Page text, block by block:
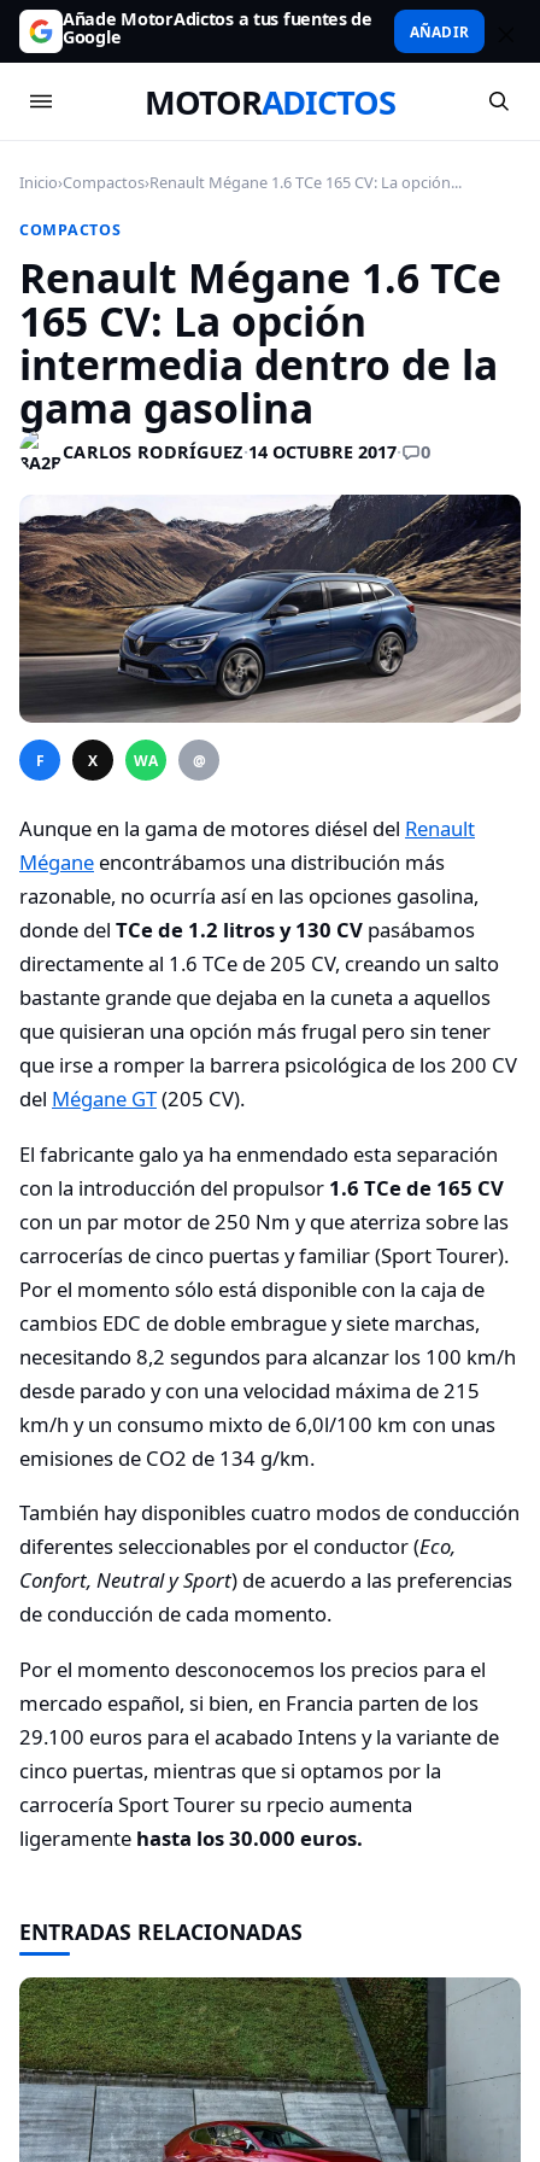
Añade MotorAdictos a tus fuentes de
Google AÑADIR
MOTORADICTOS
Inicio›Compactos›Renault Mégane 1.6 TCe 165 CV: La opción...
COMPACTOS
Renault Mégane 1.6 TCe
165 CV: La opción
intermedia dentro de la
gama gasolina
CARLOS RODRÍGUEZ·14 OCTUBRE 2017· 0
F X WA @
Aunque en la gama de motores diésel del Renault
Mégane encontrábamos una distribución más
razonable, no ocurría así en las opciones gasolina,
donde del TCe de 1.2 litros y 130 CV pasábamos
directamente al 1.6 TCe de 205 CV, creando un salto
bastante grande que dejaba en la cuneta a aquellos
que quisieran una opción más frugal pero sin tener
que irse a romper la barrera psicológica de los 200 CV
del Mégane GT(205 CV).
El fabricante galo ya ha enmendado esta separación
con la introducción del propulsor 1.6 TCe de 165 CV
con un par motor de 250 Nm y que aterriza sobre las
carrocerías de cinco puertas y familiar (Sport Tourer).
Por el momento sólo está disponible con la caja de
cambios EDC de doble embrague y siete marchas,
necesitando 8,2 segundos para alcanzar los 100 km/h
desde parado y con una velocidad máxima de 215
km/h y un consumo mixto de 6,0l/100 km con unas
emisiones de CO2 de 134 g/km.
También hay disponibles cuatro modos de conducción
diferentes seleccionables por el conductor (Eco,
Confort, Neutral y Sport) de acuerdo a las preferencias
de conducción de cada momento.
Por el momento desconocemos los precios para el
mercado español, si bien, en Francia parten de los
29.100 euros para el acabado Intens y la variante de
cinco puertas, mientras que si optamos por la
carrocería Sport Tourer su rpecio aumenta
ligeramente hasta los 30.000 euros.
ENTRADAS RELACIONADAS